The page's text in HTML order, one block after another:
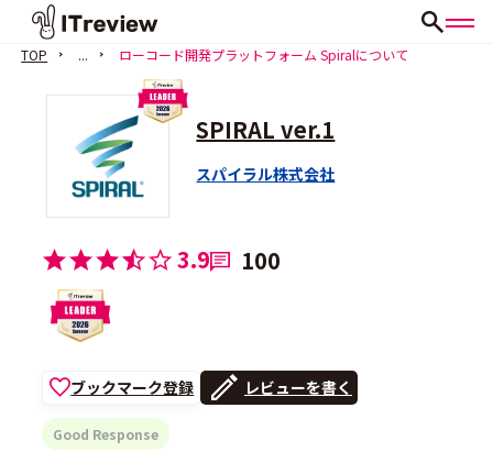
TOP ... ローコード開発プラットフォーム Spiralについて
SPIRAL ver.1
スパイラル株式会社
3.9 100
ブックマーク登録 レビューを書く
Good Response